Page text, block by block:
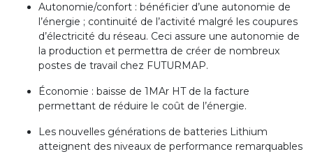
Autonomie/confort : bénéficier d’une autonomie de
l’énergie ; continuité de l’activité malgré les coupures
d’électricité du réseau. Ceci assure une autonomie de
la production et permettra de créer de nombreux
postes de travail chez FUTURMAP.
Économie : baisse de 1MAr HT de la facture
permettant de réduire le coût de l’énergie.
Les nouvelles générations de batteries Lithium
atteignent des niveaux de performance remarquables